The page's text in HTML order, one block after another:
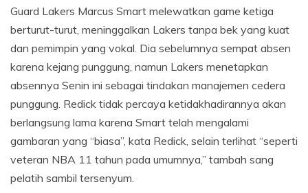
Guard Lakers Marcus Smart melewatkan game ketiga
berturut-turut, meninggalkan Lakers tanpa bek yang kuat
dan pemimpin yang vokal. Dia sebelumnya sempat absen
karena kejang punggung, namun Lakers menetapkan
absennya Senin ini sebagai tindakan manajemen cedera
punggung. Redick tidak percaya ketidakhadirannya akan
berlangsung lama karena Smart telah mengalami
gambaran yang “biasa”, kata Redick, selain terlihat “seperti
veteran NBA 11 tahun pada umumnya,” tambah sang
pelatih sambil tersenyum.